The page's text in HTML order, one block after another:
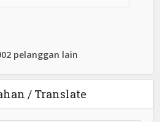
pelanggan lain
/ Translate